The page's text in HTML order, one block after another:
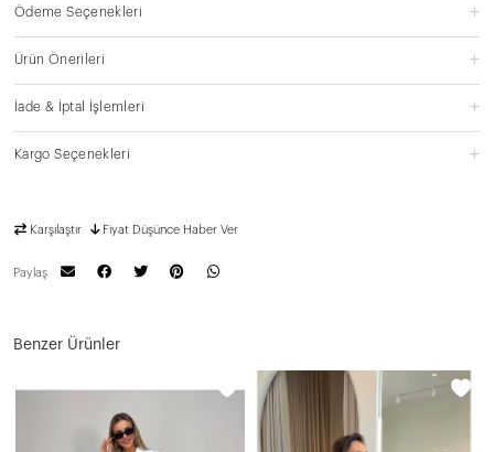
Ödeme Seçenekleri
Ürün Önerileri
İade & İptal İşlemleri
Kargo Seçenekleri
Karşılaştır Fiyat Düşünce Haber Ver
Paylaş
Benzer Ürünler